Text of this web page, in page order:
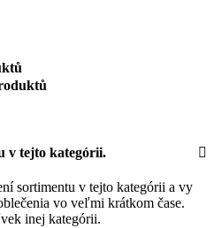
v tejto kategórii.
sortimentu v tejto kategórii a vy
vo veľmi krátkom čase.
inej kategórii.